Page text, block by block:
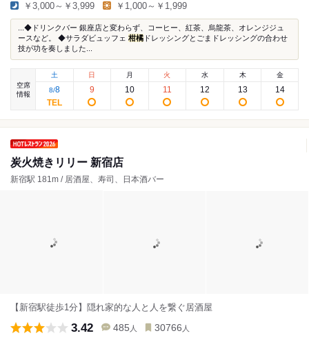
￥3,000～￥3,999 ￥1,000～￥1,999
...◆ドリンクバー 銀座店と変わらず、コーヒー、紅茶、烏龍茶、オレンジジュ
ースなど。 ◆サラダビュッフェ 柑橘 ドレッシングとごまドレッシングの合わせ
技が功を奏しました...
空席
情報
土
8/8
日
9
月
10
火
11
水
12
木
13
金
14
炭火焼きリリー 新宿店
新宿駅 181m / 居酒屋、寿司、日本酒バー
【新宿駅徒歩1分】隠れ家的な人と人を繋ぐ居酒屋
3.42 485 人 30766 人